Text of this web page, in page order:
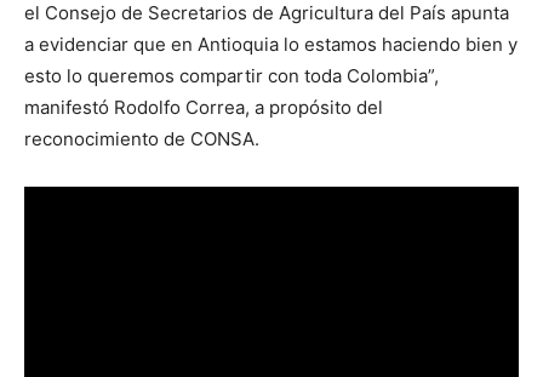
el Consejo de Secretarios de Agricultura del País apunta
a evidenciar que en Antioquia lo estamos haciendo bien y
esto lo queremos compartir con toda Colombia”,
manifestó Rodolfo Correa, a propósito del
reconocimiento de CONSA.